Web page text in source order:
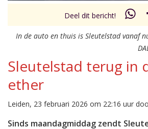
Deel dit bericht!
In de auto en thuis is Sleutelstad vanaf
Sleutelstad terug in
ether
Leiden, 23 februari 2026 om 22:16 uur
Sinds maandagmiddag zendt